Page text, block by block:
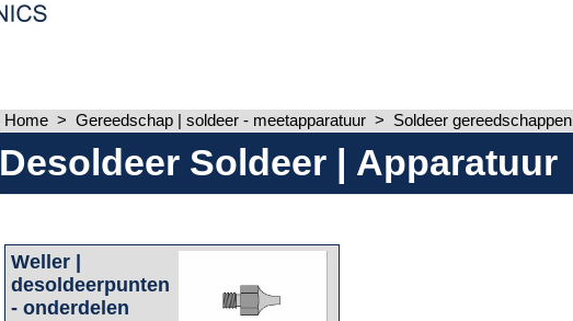
Home > Gereedschap | soldeer - meetapparatuur > Soldeer gereedschappen
Desoldeer Soldeer | Apparatuur
Weller |
desoldeerpunten
- onderdelen